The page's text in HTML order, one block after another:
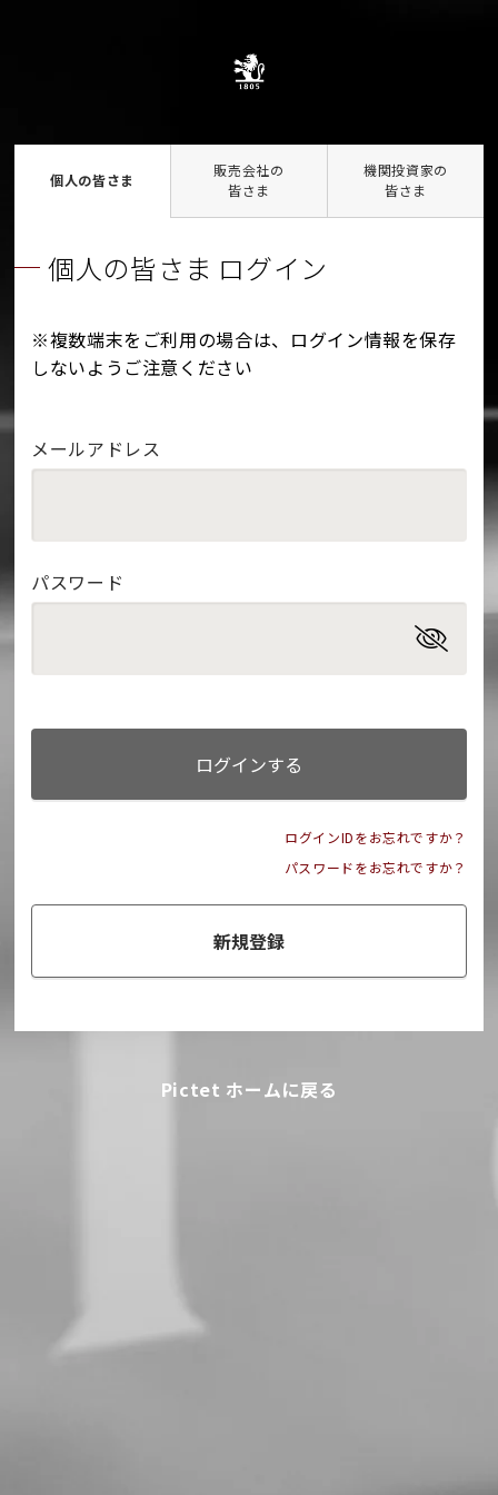
個人の皆さま
販売会社の
皆さま
機関投資家の
皆さま
個人の皆さま ログイン
※複数端末をご利用の場合は、ログイン情報を保存
しないようご注意ください
メールアドレス
パスワード
ログインする
ログインIDをお忘れですか？
パスワードをお忘れですか？
新規登録
Pictet ホームに戻る